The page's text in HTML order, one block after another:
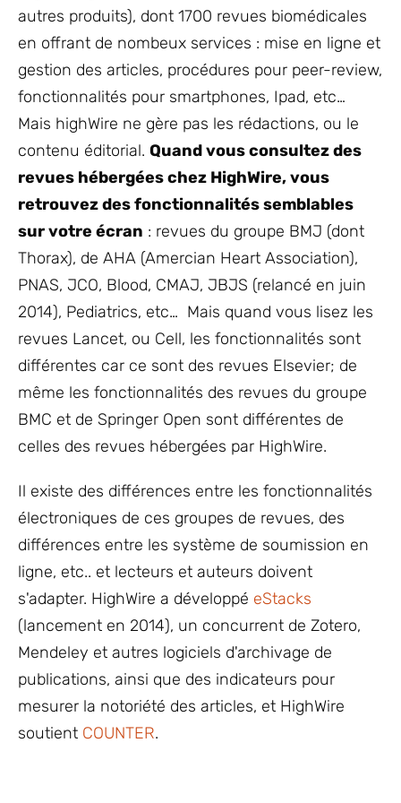
autres produits), dont 1700 revues biomédicales
en offrant de nombeux services : mise en ligne et
gestion des articles, procédures pour peer-review,
fonctionnalités pour smartphones, Ipad, etc…
Mais highWire ne gère pas les rédactions, ou le
contenu éditorial. Quand vous consultez des
revues hébergées chez HighWire, vous
retrouvez des fonctionnalités semblables
sur votre écran : revues du groupe BMJ (dont
Thorax), de AHA (Amercian Heart Association),
PNAS, JCO, Blood, CMAJ, JBJS (relancé en juin
2014), Pediatrics, etc… Mais quand vous lisez les
revues Lancet, ou Cell, les fonctionnalités sont
différentes car ce sont des revues Elsevier; de
même les fonctionnalités des revues du groupe
BMC et de Springer Open sont différentes de
celles des revues hébergées par HighWire.
Il existe des différences entre les fonctionnalités
électroniques de ces groupes de revues, des
différences entre les système de soumission en
ligne, etc.. et lecteurs et auteurs doivent
s'adapter. HighWire a développé eStacks
(lancement en 2014), un concurrent de Zotero,
Mendeley et autres logiciels d'archivage de
publications, ainsi que des indicateurs pour
mesurer la notoriété des articles, et HighWire
soutient COUNTER.